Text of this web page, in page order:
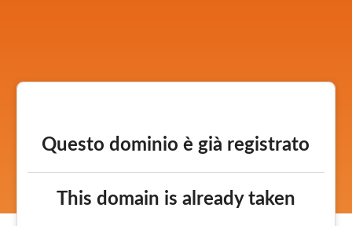
Questo dominio è già registrato
This domain is already taken